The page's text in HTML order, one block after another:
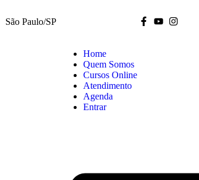
São Paulo/SP
Home
Quem Somos
Cursos Online
Atendimento
Agenda
Entrar